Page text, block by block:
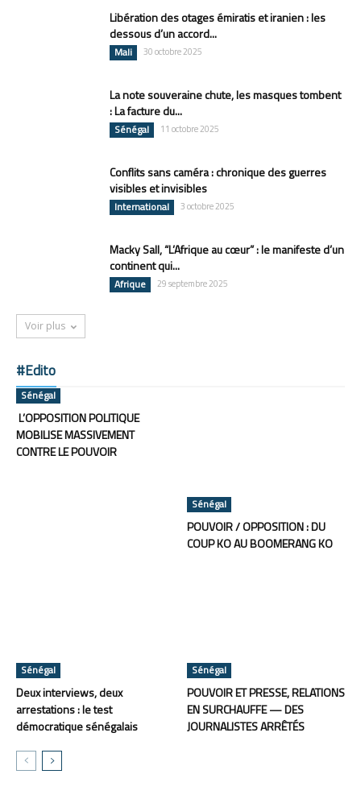
Libération des otages émiratis et iranien : les
dessous d’un accord...
Mali 30 octobre 2025
La note souveraine chute, les masques tombent
: La facture du...
Sénégal 11 octobre 2025
Conflits sans caméra : chronique des guerres
visibles et invisibles
International 3 octobre 2025
Macky Sall, “L’Afrique au cœur” : le manifeste d’un
continent qui...
Afrique 29 septembre 2025
Voir plus
#Edito
Sénégal
L’OPPOSITION POLITIQUE
MOBILISE MASSIVEMENT
CONTRE LE POUVOIR
Sénégal
POUVOIR / OPPOSITION : DU
COUP KO AU BOOMERANG KO
Sénégal
Deux interviews, deux
arrestations : le test
démocratique sénégalais
Sénégal
POUVOIR ET PRESSE, RELATIONS
EN SURCHAUFFE — DES
JOURNALISTES ARRÊTÉS